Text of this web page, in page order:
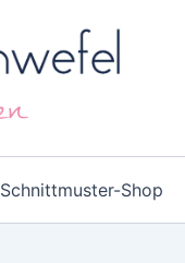
Schnittmuster-Shop